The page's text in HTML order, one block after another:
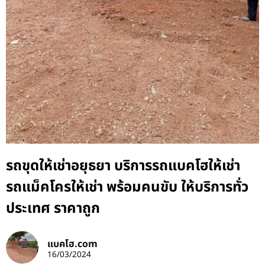
รถขุดให้เช่าอยุธยา บริการรถแบคโฮให้เช่า
รถแม็คโครให้เช่า พร้อมคนขับ ให้บริการทั่ว
ประเทศ ราคาถูก
แบคโฮ.com
16/03/2024